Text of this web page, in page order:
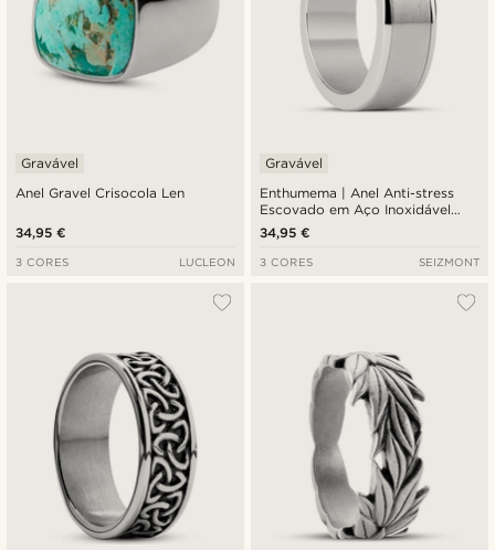
Anel Gravel Crisocola Len
Gravável
34,95 €
3 CORES LUCLEON
Enthumema | Anel Anti-stress
Escovado em Aço Inoxidável
Prateado de 8 mm
Gravável
34,95 €
3 CORES SEIZMONT